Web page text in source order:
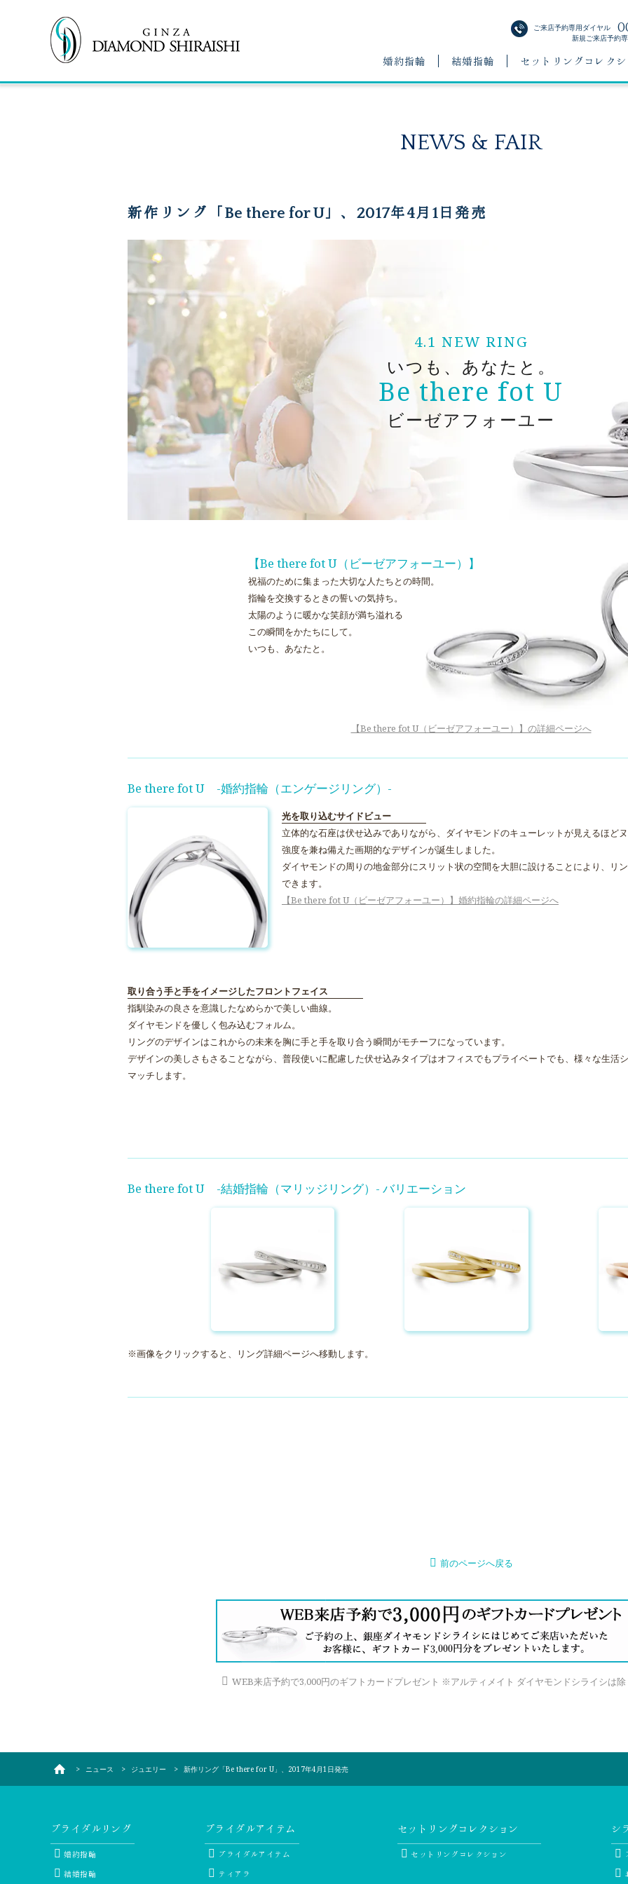
ご来店予約専用ダイヤル
新規ご来店予約
婚約指輪 結婚指輪 セットリングコレク
NEWS & FAIR
新作リング「Be there for U」、2017年4月1日発売
4.1 NEW RING
いつも、あなたと。
Be there fot U
ビーゼアフォーユー
【Be there fot U（ビーゼアフォーユー）】
祝福のために集まった大切な人たちとの時間。
指輪を交換するときの誓いの気持ち。
太陽のように暖かな笑顔が満ち溢れる
この瞬間をかたちにして。
いつも、あなたと。
【Be there fot U（ビーゼアフォーユー）】の詳細ページへ
Be there fot U -婚約指輪（エンゲージリング）-
光を取り込むサイドビュー
立体的な石座は伏せ込みでありながら、ダイヤモンドのキューレットが見えるほど
強度を兼ね備えた画期的なデザインが誕生しました。
ダイヤモンドの周りの地金部分にスリット状の空間を大胆に設けることにより、リ
できます。
【Be there fot U（ビーゼアフォーユー）】婚約指輪の詳細ページへ
取り合う手と手をイメージしたフロントフェイス
指馴染みの良さを意識したなめらかで美しい曲線。
ダイヤモンドを優しく包み込むフォルム。
リングのデザインはこれからの未来を胸に手と手を取り合う瞬間がモチーフになっています。
デザインの美しさもさることながら、普段使いに配慮した伏せ込みタイプはオフィスでもプライベートでも、様々な生活
マッチします。
Be there fot U -結婚指輪（マリッジリング）- バリエーション
※画像をクリックすると、リング詳細ページへ移動します。
前のページへ戻る
WEB来店予約で3,000円のギフトカードプレゼント ※アルティメイト ダイヤモンドシライシは除
ニュース ジュエリー 新作リング「Be there for U」、2017年4月1日発売
ブライダルリング
婚約指輪
結婚指輪
ブライダルアイテム
ブライダルアイテム
ティアラ
セットリングコレクション
セットリングコレクション
シ